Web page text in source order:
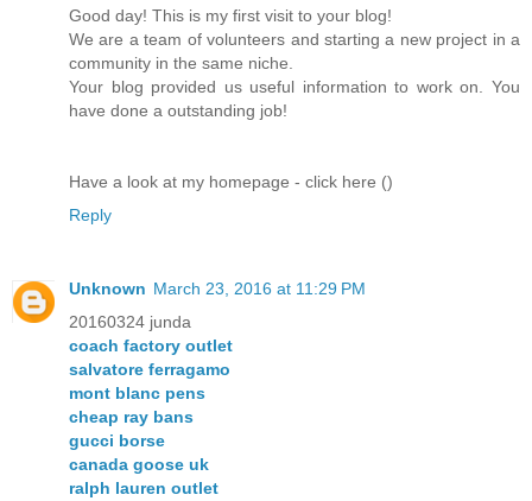
Good day! This is my first visit to your blog!
We are a team of volunteers and starting a new project in a
community in the same niche.
Your blog provided us useful information to work on. You
have done a outstanding job!
Have a look at my homepage - click here ()
Reply
Unknown March 23, 2016 at 11:29 PM
20160324 junda
coach factory outlet
salvatore ferragamo
mont blanc pens
cheap ray bans
gucci borse
canada goose uk
ralph lauren outlet